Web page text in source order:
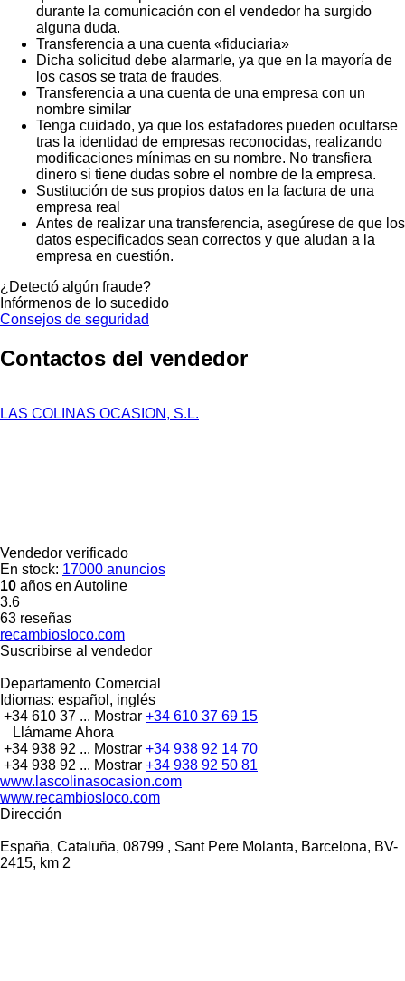
durante la comunicación con el vendedor ha surgido
alguna duda.
Transferencia a una cuenta «fiduciaria»
Dicha solicitud debe alarmarle, ya que en la mayoría de
los casos se trata de fraudes.
Transferencia a una cuenta de una empresa con un
nombre similar
Tenga cuidado, ya que los estafadores pueden ocultarse
tras la identidad de empresas reconocidas, realizando
modificaciones mínimas en su nombre. No transfiera
dinero si tiene dudas sobre el nombre de la empresa.
Sustitución de sus propios datos en la factura de una
empresa real
Antes de realizar una transferencia, asegúrese de que los
datos especificados sean correctos y que aludan a la
empresa en cuestión.
¿Detectó algún fraude?
Infórmenos de lo sucedido
Consejos de seguridad
Contactos del vendedor
LAS COLINAS OCASION, S.L.
Vendedor verificado
En stock: 17000 anuncios
10 años en Autoline
3.6
63 reseñas
recambiosloco.com
Suscribirse al vendedor
Departamento Comercial
Idiomas: español, inglés
+34 610 37 ... Mostrar +34 610 37 69 15
Llámame Ahora
+34 938 92 ... Mostrar +34 938 92 14 70
+34 938 92 ... Mostrar +34 938 92 50 81
www.lascolinasocasion.com
www.recambiosloco.com
Dirección
España, Cataluña, 08799 , Sant Pere Molanta, Barcelona, BV-
2415, km 2